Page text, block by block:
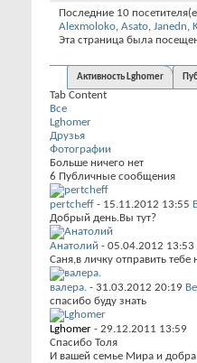
Последние 10
Alexmoloko, Asato, Janedn,
Эта страница была
Активность Lghomer
Tab Content
Все
Lghomer
Друзья
Фотографии
Больше ничего нет
6 Публичные сообщения
pertcheff - 15.11.2012 13:55
Добрый день.Вы тут?
Анатолий - 05.04.2012 13:53
Саня,в личку отправить
валера. - 31.03.2012 20:19
спасибо буду знать
Lghomer - 29.12.2011 13:59
Спасибо Толя
И вашей семье Мира и